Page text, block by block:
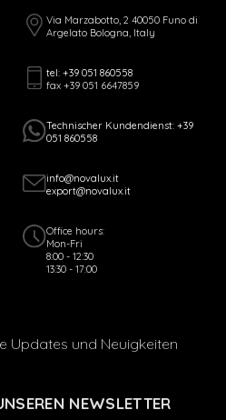
Via Marzabotto, 2 40050 Funo di
Argelato Bologna, Italy
tel: +39 051 860558
fax +39 051 6647859
Technischer Kundendienst: +39
051 860558
info@novalux.it
export@novalux.it
Office hours:
Mon-Fri
8:00 - 12:30
13:30 - 17:00
Updates und Neuigkeiten
NEWSLETTER